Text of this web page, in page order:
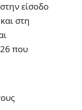
είσοδο
στη
που